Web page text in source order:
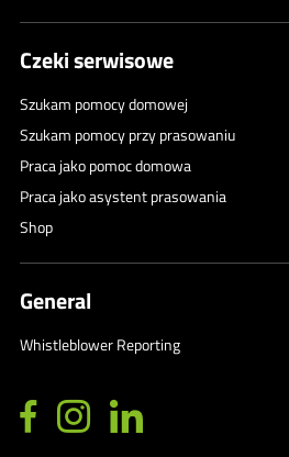
Czeki serwisowe
Szukam pomocy domowej
Szukam pomocy przy prasowaniu
Praca jako pomoc domowa
Praca jako asystent prasowania
Shop
General
Whistleblower Reporting